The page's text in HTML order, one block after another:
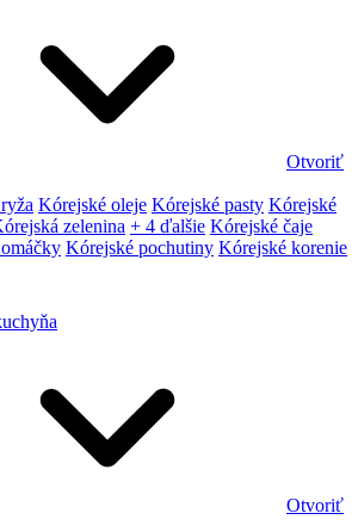
Otvoriť
Kórejské oleje Kórejské pasty Kórejské
zelenina + 4 ďalšie Kórejské čaje
Kórejské pochutiny Kórejské korenie
Otvoriť